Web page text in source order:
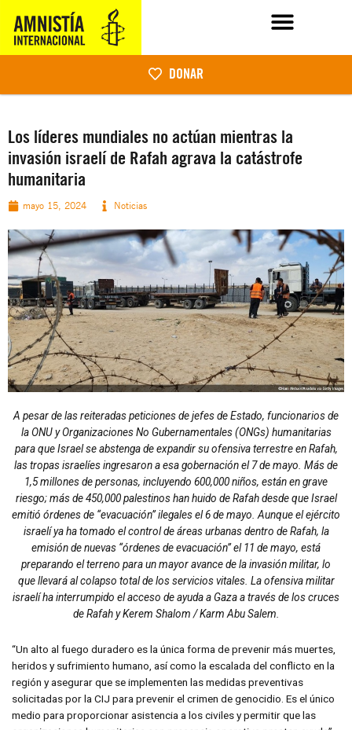
DONAR
Los líderes mundiales no actúan mientras la
invasión israelí de Rafah agrava la catástrofe
humanitaria
mayo 15, 2024 Noticias
A pesar de las reiteradas peticiones de jefes de Estado, funcionarios de
la ONU y Organizaciones No Gubernamentales (ONGs) humanitarias
para que Israel se abstenga de expandir su ofensiva terrestre en Rafah,
las tropas israelíes ingresaron a esa gobernación el 7 de mayo. Más de
1,5 millones de personas, incluyendo 600,000 niños, están en grave
riesgo; más de 450,000 palestinos han huido de Rafah desde que Israel
emitió órdenes de “evacuación” ilegales el 6 de mayo. Aunque el ejército
israelí ya ha tomado el control de áreas urbanas dentro de Rafah, la
emisión de nuevas “órdenes de evacuación” el 11 de mayo, está
preparando el terreno para un mayor avance de la invasión militar, lo
que llevará al colapso total de los servicios vitales. La ofensiva militar
israelí ha interrumpido el acceso de ayuda a Gaza a través de los cruces
de Rafah y Kerem Shalom / Karm Abu Salem.
“Un alto al fuego duradero es la única forma de prevenir más muertes,
heridos y sufrimiento humano, así como la escalada del conflicto en la
región y asegurar que se implementen las medidas preventivas
solicitadas por la CIJ para prevenir el crimen de genocidio. Es el único
medio para proporcionar asistencia a los civiles y permitir que las